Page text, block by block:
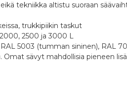
tekniikka altistu suoraan
trukkipiikin taskut
2500 ja 3000 L
5003 (tumman sininen), RAL
Omat sävyt mahdollisia pieneen